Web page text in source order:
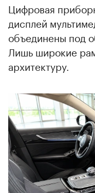
Цифровая
дисплей
объединены под
Лишь широкие
архитектуру.